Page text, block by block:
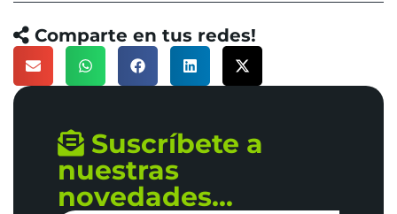
Comparte en tus redes!
Suscríbete a
nuestras
novedades...